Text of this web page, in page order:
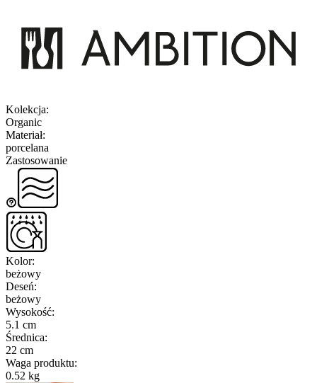
Kolekcja:
Organic
Materiał:
porcelana
Zastosowanie
Kolor:
beżowy
Deseń:
beżowy
Wysokość:
5.1 cm
Średnica:
22 cm
Waga produktu:
0.52 kg